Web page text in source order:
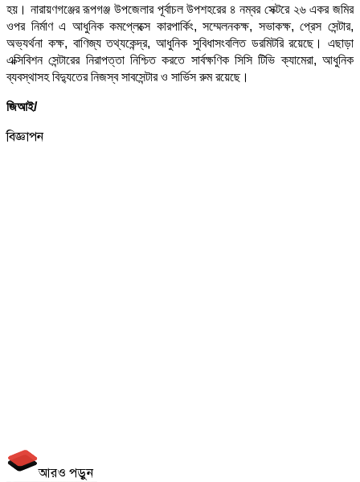
হয়। নারায়ণগঞ্জের রূপগঞ্জ উপজেলার পূর্বাচল উপশহরের ৪ নম্বর সেক্টরে ২৬ একর জমির
ওপর নির্মাণ এ আধুনিক কমপ্লেক্সে কারপার্কিং, সম্মেলনকক্ষ, সভাকক্ষ, প্রেস সেন্টার,
অভ্যর্থনা কক্ষ, বাণিজ্য তথ্যকেন্দ্র, আধুনিক সুবিধাসংবলিত ডরমিটরি রয়েছে। এছাড়া
এক্সিবিশন সেন্টারের নিরাপত্তা নিশ্চিত করতে সার্বক্ষণিক সিসি টিভি ক্যামেরা, আধুনিক
ব্যবস্থাসহ বিদ্যুতের নিজস্ব সাবসেন্টার ও সার্ভিস রুম রয়েছে।
জিআই/
বিজ্ঞাপন
আরও পড়ুন